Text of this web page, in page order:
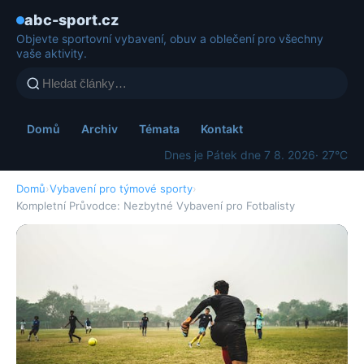
abc-sport.cz
Objevte sportovní vybavení, obuv a oblečení pro všechny
vaše aktivity.
Domů Archiv Témata
Kontakt
Dnes je Pátek dne 7 8. 2026· 27°C
Domů›Vybavení pro týmové sporty›
Kompletní Průvodce: Nezbytné Vybavení pro Fotbalisty